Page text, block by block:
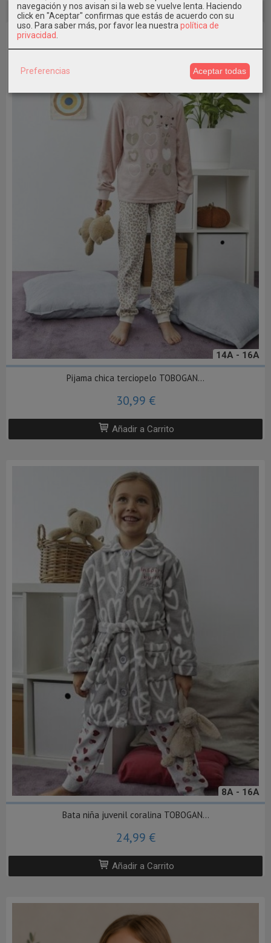
14A - 16A
Pijama chica terciopelo TOBOGAN...
30,99 €
Añadir a Carrito
8A - 16A
Bata niña juvenil coralina TOBOGAN...
24,99 €
Añadir a Carrito
navegación y nos avisan si la web se vuelve lenta. Haciendo
click en "Aceptar" confirmas que estás de acuerdo con su
uso. Para saber más, por favor lea nuestra política de
privacidad
Preferencias Aceptar todas